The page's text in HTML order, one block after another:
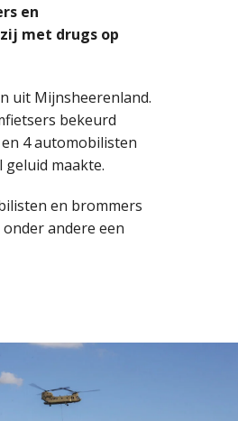
en
met drugs op
uit Mijnsheerenland.
bekeurd
4 automobilisten
maakte.
en brommers
andere een